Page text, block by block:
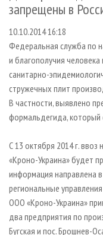
ЛЕСОПИЛЕНИЕ
СУШКА ДРЕВЕСИНЫ
ПРОИЗВОДСТВО
ДЕРЕВЯННОЕ
ПРОИЗВОДСТВО
БИОЭНЕРГЕТИКА
ЦБП
ИНСТРУМЕНТ И
НОВОСТИ ЖУРНАЛА
ПРЕДПРИЯТИЯ ЛПК
ПЕРСОНЫ
МОБИЛЬНЫЕ
ОФИЦИАЛЬНЫЕ
ПРИОРИТЕТНЫЕ
RUSSIAN FORESTRY
ГАЗЕТА
БИБЛИОТЕКА
АРХИВ ЖУРНАЛОВ
СТАТЬИ
О ЖУРНАЛЕ
ПОДПИСКА
КОНТАКТЫ
РЕКЛАМОДАТЕЛЯМ
РЕКЛАМА
РЕКЛАМА НА САЙТЕ
запрещены в
10.10.2014 16:18
Федеральная служба по
и благополучия
санитарно-
стружечных плит
В частности, выявлено
формальдегида, который
С 13 октября 2014 г.
«Кроно-Украина» будет
информация направлена
региональные
ООО «Кроно-Украина»
два предприятия по
Бугская и пос. Брошнев-